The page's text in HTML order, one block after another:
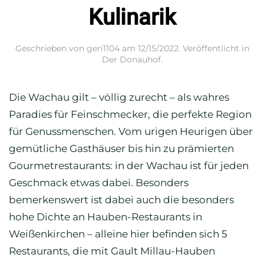
Kulinarik
Geschrieben von geri1104am 12/15/2022. Veröffentlicht in
Der Donauhof.
Die Wachau gilt – völlig zurecht – als wahres
Paradies für Feinschmecker, die perfekte Region
für Genussmenschen. Vom urigen Heurigen über
gemütliche Gasthäuser bis hin zu prämierten
Gourmetrestaurants: in der Wachau ist für jeden
Geschmack etwas dabei. Besonders
bemerkenswert ist dabei auch die besonders
hohe Dichte an Hauben-Restaurants in
Weißenkirchen – alleine hier befinden sich 5
Restaurants, die mit Gault Millau-Hauben